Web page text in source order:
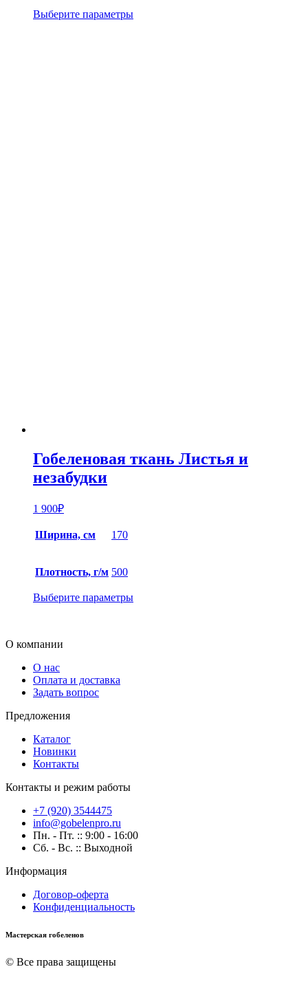
Выберите параметры
Гобеленовая ткань Листья и
незабудки
1 900₽
Ширина, см 170
Плотность, г/м 500
Выберите параметры
О компании
О нас
Оплата и доставка
Задать вопрос
Предложения
Каталог
Новинки
Контакты
Контакты и режим работы
+7 (920) 3544475
info@gobelenpro.ru
Пн. - Пт. :: 9:00 - 16:00
Сб. - Вс. :: Выходной
Информация
Договор-оферта
Конфиденциальность
Мастерская гобеленов
© Все права защищены